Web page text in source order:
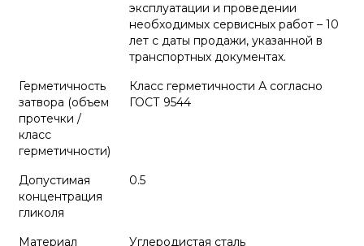
эксплуатации и проведении
необходимых сервисных работ – 10
лет с даты продажи, указанной в
транспортных документах.
Герметичность
затвора (объем
протечки /
класс
герметичности)
Класс герметичности А согласно
ГОСТ 9544
Допустимая
концентрация
гликоля
0.5
Материал
Углеродистая сталь